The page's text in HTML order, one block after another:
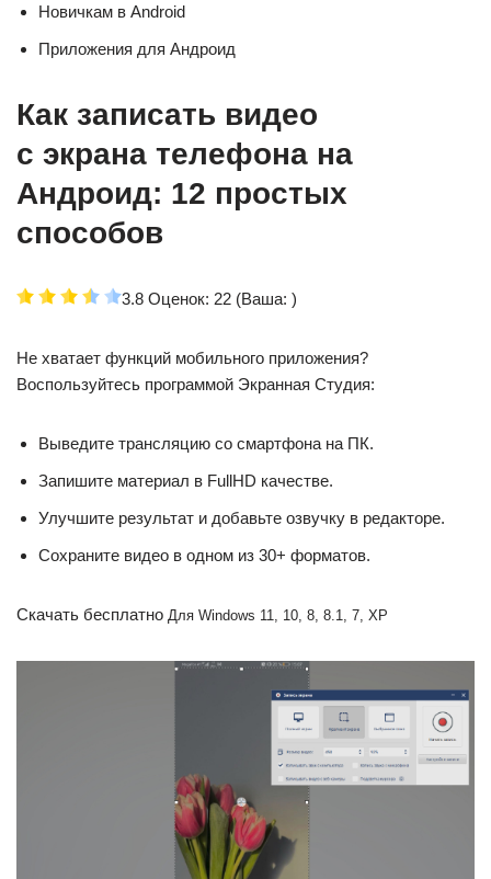
Новичкам в Android
Приложения для Андроид
Как записать видео
с экрана телефона на
Андроид: 12 простых
способов
3.8 Оценок: 22 (Ваша: )
Не хватает функций мобильного приложения?
Воспользуйтесь программой Экранная Студия:
Выведите трансляцию со смартфона на ПК.
Запишите материал в FullHD качестве.
Улучшите результат и добавьте озвучку в редакторе.
Сохраните видео в одном из 30+ форматов.
Скачать бесплатно Для Windows 11, 10, 8, 8.1, 7, XP